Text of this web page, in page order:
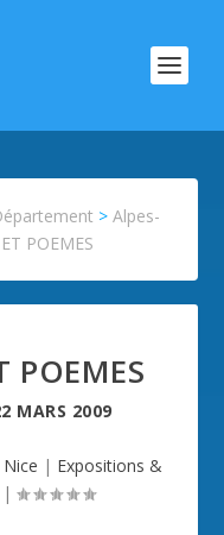
>Alpes-
POEMES
POEMES
MARS 2009
Nice | Expositions &
|